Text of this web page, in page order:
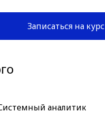
Записаться на курс
аналитик